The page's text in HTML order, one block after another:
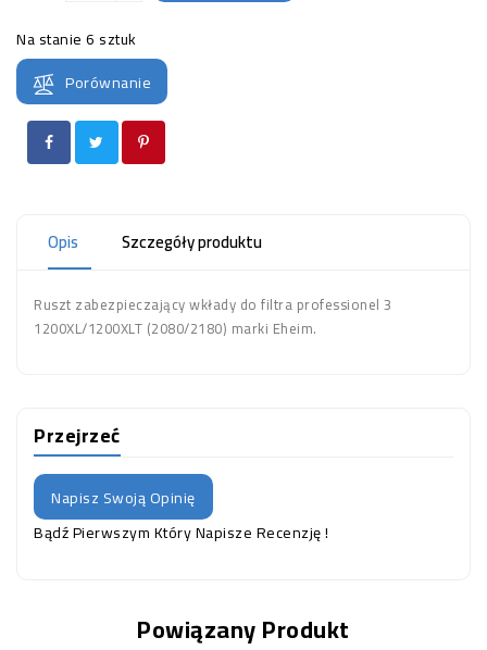
Na stanie6 sztuk
Porównanie
Opis Szczegóły produktu
Ruszt zabezpieczający wkłady do filtra professionel 3
1200XL/1200XLT (2080/2180) marki Eheim.
Przejrzeć
Napisz Swoją Opinię
Bądź Pierwszym Który Napisze Recenzję !
Powiązany Produkt